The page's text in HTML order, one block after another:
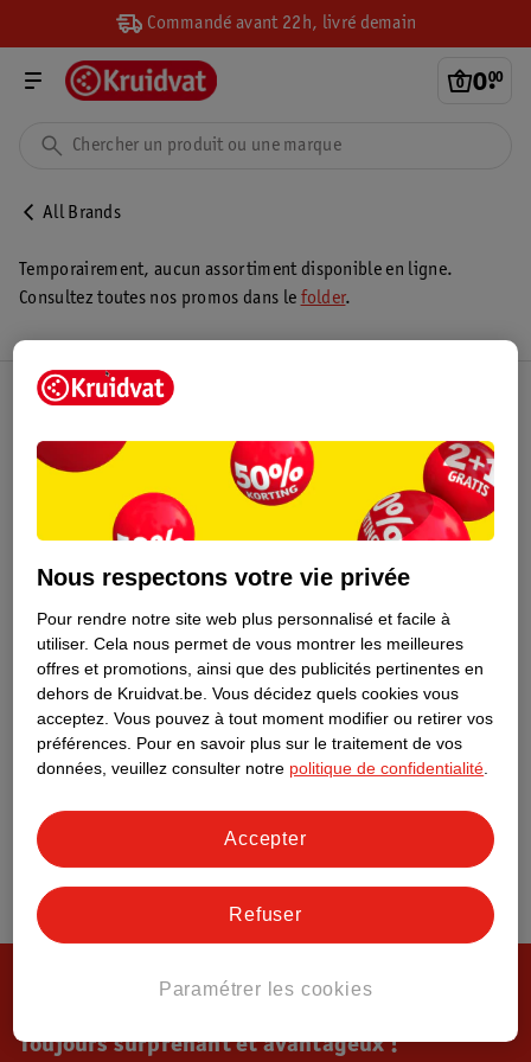
Commandé avant 22h, livré demain
0.
00
All Brands
Temporairement, aucun assortiment disponible en ligne.
Consultez toutes nos promos dans le folder.
Toujours surprenant et avantageux !
Nous respectons votre vie privée
Pour rendre notre site web plus personnalisé et facile à
utiliser. Cela nous permet de vous montrer les meilleures
offres et promotions, ainsi que des publicités pertinentes en
dehors de Kruidvat.be. Vous décidez quels cookies vous
acceptez. Vous pouvez à tout moment modifier ou retirer vos
préférences. Pour en savoir plus sur le traitement de vos
données, veuillez consulter notre politique de confidentialité
Paramétrer les cookies
Refuser
Accepter